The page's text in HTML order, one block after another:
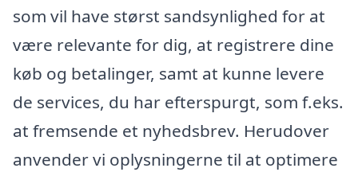
som vil have størst sandsynlighed for at
være relevante for dig, at registrere dine
køb og betalinger, samt at kunne levere
de services, du har efterspurgt, som f.eks.
at fremsende et nyhedsbrev. Herudover
anvender vi oplysningerne til at optimere